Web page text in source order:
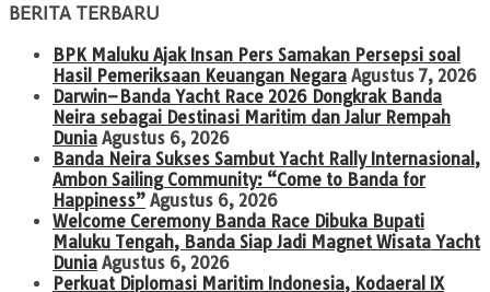
BERITA TERBARU
BPK Maluku Ajak Insan Pers Samakan Persepsi soal
Hasil Pemeriksaan Keuangan Negara Agustus 7, 2026
Darwin–Banda Yacht Race 2026 Dongkrak Banda
Neira sebagai Destinasi Maritim dan Jalur Rempah
Dunia Agustus 6, 2026
Banda Neira Sukses Sambut Yacht Rally Internasional,
Ambon Sailing Community: “Come to Banda for
Happiness” Agustus 6, 2026
Welcome Ceremony Banda Race Dibuka Bupati
Maluku Tengah, Banda Siap Jadi Magnet Wisata Yacht
Dunia Agustus 6, 2026
Perkuat Diplomasi Maritim Indonesia, Kodaeral IX